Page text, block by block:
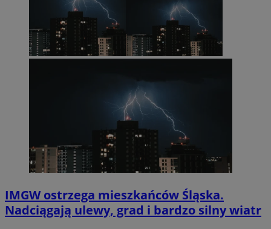
IMGW ostrzega mieszkańców Śląska.
Nadciągają ulewy, grad i bardzo silny wiatr